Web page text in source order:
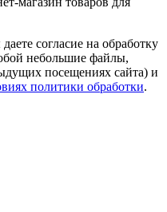
согласие на обработку
небольшие файлы,
посещениях сайта) и
политики обработки.